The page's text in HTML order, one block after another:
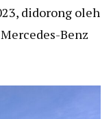
didorong oleh
Benz